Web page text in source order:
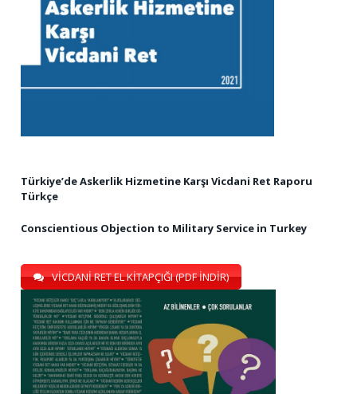
Türkiye’de Askerlik Hizmetine Karşı Vicdani Ret Raporu
Türkçe
Conscientious Objection to Military Service in Turkey
VİCDANİ RET EL KİTAPÇIĞI (PDF İNDİR)